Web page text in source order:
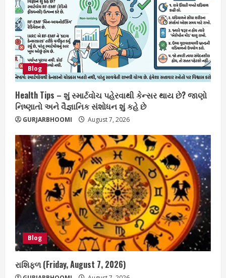
Blog
Health Tips – શું સ્માર્ટવોચ પહેરવાથી કેન્સર થાય છે? જાણો
નિષ્ણાતો અને વૈજ્ઞાનિક સંશોધન શું કહે છે
GURJARBHOOMI August 7, 2026
Blog
રાશિફળ (Friday, August 7, 2026)